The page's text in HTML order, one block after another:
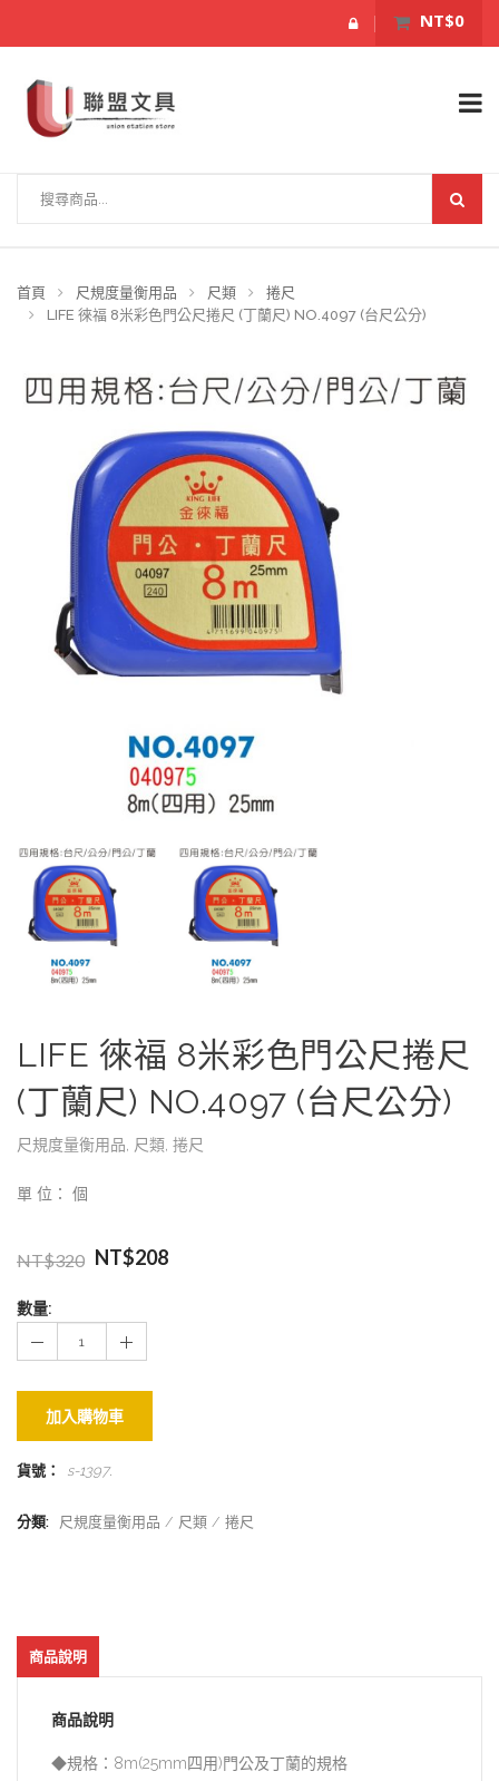
NT$0
首頁 尺規度量衡用品 尺類
捲尺
LIFE 徠福 8米彩色門公尺捲尺 (丁蘭尺) NO.4097 (台尺公分)
LIFE 徠福 8米彩色門公尺捲尺
(丁蘭尺) NO.4097 (台尺公分)
尺規度量衡用品, 尺類, 捲尺
單 位： 個
NT$320 NT$208
數量:
加入購物車
貨號： s-1397.
分類: 尺規度量衡用品 尺類 捲尺
商品說明
商品說明
◆規格：8m(25mm四用)門公及丁蘭的規格